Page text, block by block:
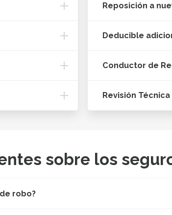
Reposición a
Deducible
Conductor de
Revisión Técnica
sobre los
robo?